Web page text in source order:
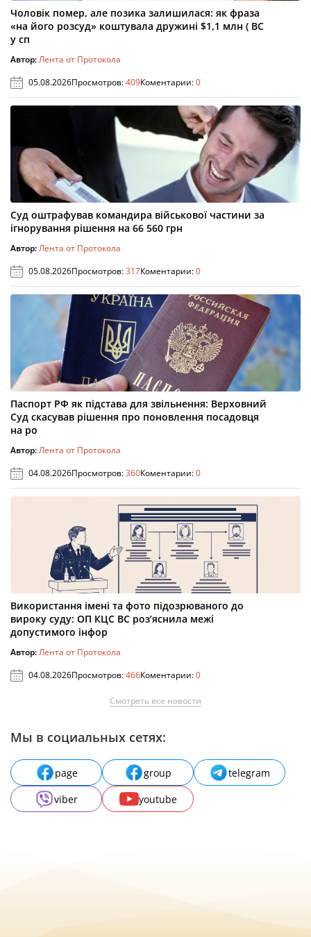
Чоловік помер, але позика залишилася: як фраза
«на його розсуд» коштувала дружині $1,1 млн ( ВС
у сп
Автор:Лента от Протокола
05.08.2026Просмотров:409Коментарии:0
Суд оштрафував командира військової частини за
ігнорування рішення на 66 560 грн
Автор:Лента от Протокола
05.08.2026Просмотров:317Коментарии:0
Паспорт РФ як підстава для звільнення: Верховний
Суд скасував рішення про поновлення посадовця
на ро
Автор:Лента от Протокола
04.08.2026Просмотров:360Коментарии:0
Використання імені та фото підозрюваного до
вироку суду: ОП КЦС ВС роз’яснила межі
допустимого інфор
Автор:Лента от Протокола
04.08.2026Просмотров:466Коментарии:0
Смотреть все новости
Мы в социальных сетях:
page group
telegram
viber
youtube